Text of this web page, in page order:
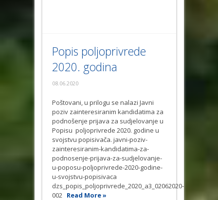
Popis poljoprivrede
2020. godina
08.06.2020
Poštovani, u prilogu se nalazi Javni
poziv zainteresiranim kandidatima za
podnošenje prijava za sudjelovanje u
Popisu poljoprivrede 2020. godine u
svojstvu popisivača. javni-poziv-
zainteresiranim-kandidatima-za-
podnosenje-prijava-za-sudjelovanje-
u-poposu-poljoprivrede-2020-godine-
u-svojstvu-popisivaca
dzs_popis_poljoprivrede_2020_a3_02062020-
002 Read More »